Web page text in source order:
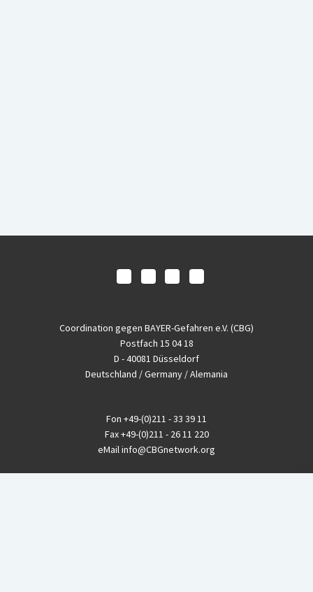
Coordination gegen BAYER-Gefahren e.V. (CBG)
Postfach 15 04 18
D - 40081 Düsseldorf
Deutschland / Germany / Alemania
Fon +49-(0)211 - 33 39 11
Fax+49-(0)211 - 26 11 220
eMailinfo@CBGnetwork.org